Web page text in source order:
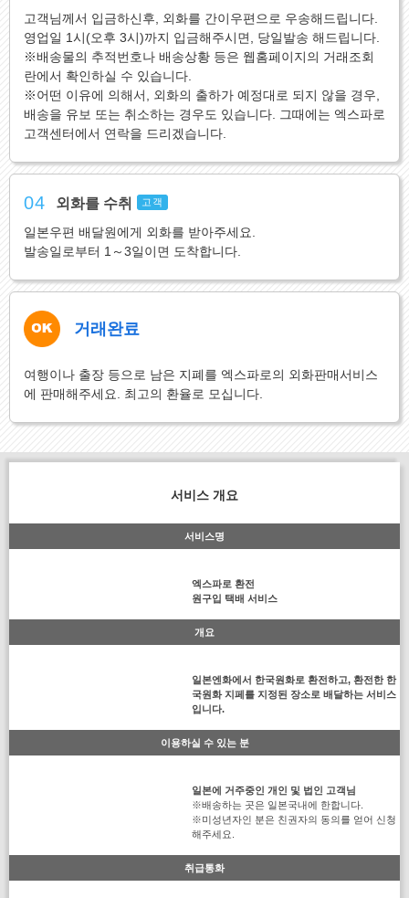
고객님께서 입금하신후, 외화를 간이우편으로 우송해드립니다.
영업일 1시(오후 3시)까지 입금해주시면, 당일발송 해드립니다.
※배송물의 추적번호나 배송상황 등은 웹홈페이지의 거래조회
란에서 확인하실 수 있습니다.
※어떤 이유에 의해서, 외화의 출하가 예정대로 되지 않을 경우,
배송을 유보 또는 취소하는 경우도 있습니다. 그때에는 엑스파로
고객센터에서 연락을 드리겠습니다.
04 외화를 수취 고객
일본우편 배달원에게 외화를 받아주세요.
발송일로부터 1～3일이면 도착합니다.
거래완료
여행이나 출장 등으로 남은 지폐를 엑스파로의 외화판매서비스
에 판매해주세요. 최고의 환율로 모십니다.
서비스 개요
서비스명
엑스파로 환전
원구입 택배 서비스
개요
일본엔화에서 한국원화로 환전하고, 환전한 한
국원화 지페를 지정된 장소로 배달하는 서비스
입니다.
이용하실 수 있는 분
일본에 거주중인 개인 및 법인 고객님
※배송하는 곳은 일본국내에 한합니다.
※미성년자인 분은 친권자의 동의를 얻어 신청
해주세요.
취급통화